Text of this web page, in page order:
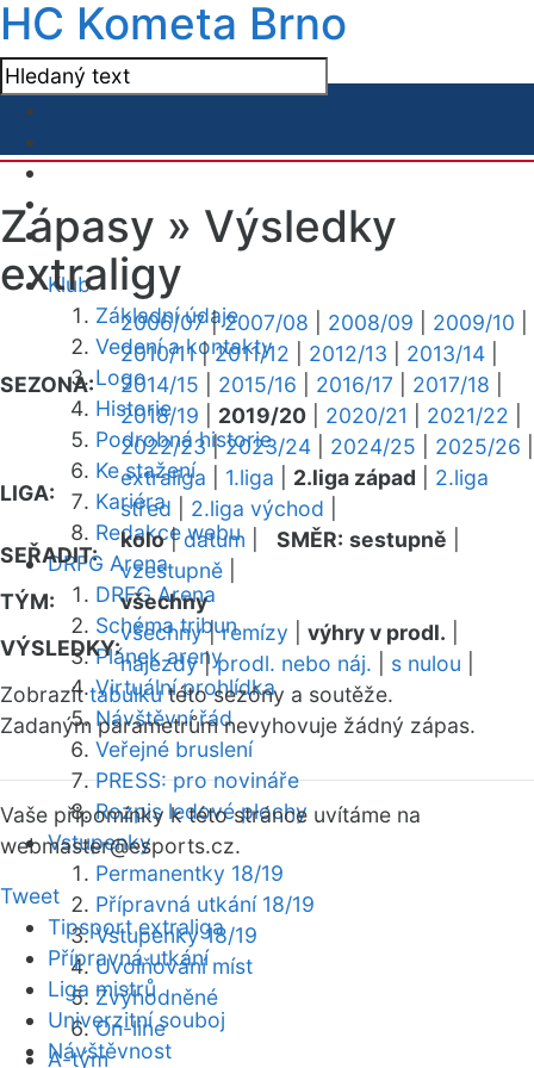
HC Kometa Brno
Klub
Základní údaje
Vedení a kontakty
Logo
Historie
Podrobná historie
Ke stažení
Kariéra
Redakce webu
DRFG Arena
DRFG Arena
Schéma tribun
Plánek areny
Virtuální prohlídka
Návštěvní řád
Veřejné bruslení
PRESS: pro novináře
Rozpis ledové plochy
Vstupenky
Permanentky 18/19
Přípravná utkání 18/19
Vstupenky 18/19
Uvolňování míst
Zvýhodněné
On-line
A-tým
Zápasy » Výsledky
extraligy
SEZONA:
2006/07|2007/08 2008/09 2009/10
2010/11|2011/12 2012/13 2013/14
2014/15
2015/16 2016/17 2017/18
2018/19
2019/20 2020/21 2021/22
2022/23|2023/24 2024/25 2025/26
LIGA:
extraliga 1.liga 2.liga západ
2.liga
střed
2.liga východ
SEŘADIT:
kolo|datum SMĚR: sestupně
vzestupně
TÝM:
všechny
VÝSLEDKY:
všechny|remízy výhry v prodl.
nájezdy|prodl. nebo náj. s nulou
Zobrazittabulkutéto sezóny a soutěže.
Zadaným parametrům nevyhovuje žádný zápas.
Vaše připomínky k této stránce uvítáme na
webmaster@esports.cz.
Tweet
Tipsport extraliga
Přípravná utkání
Liga mistrů
Univerzitní souboj
Návštěvnost